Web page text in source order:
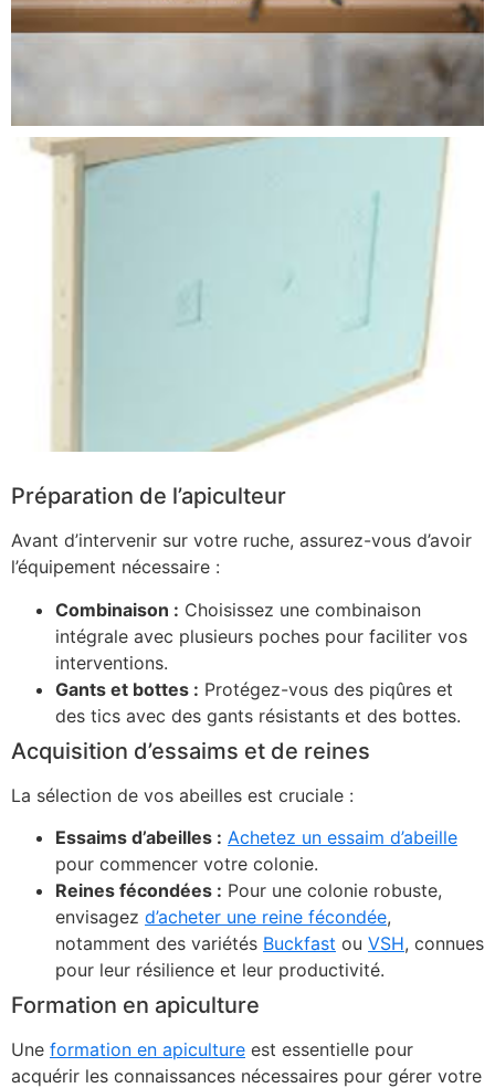
Préparation de l’apiculteur
Avant d’intervenir sur votre ruche, assurez-vous d’avoir
l’équipement nécessaire :
Combinaison : Choisissez une combinaison
intégrale avec plusieurs poches pour faciliter vos
interventions.
Gants et bottes : Protégez-vous des piqûres et
des tics avec des gants résistants et des bottes.
Acquisition d’essaims et de reines
La sélection de vos abeilles est cruciale :
Essaims d’abeilles : Achetez un essaim d’abeille
pour commencer votre colonie.
Reines fécondées : Pour une colonie robuste,
envisagez d’acheter une reine fécondée,
notamment des variétés Buckfast ou VSH, connues
pour leur résilience et leur productivité.
Formation en apiculture
Une formation en apiculture est essentielle pour
acquérir les connaissances nécessaires pour gérer votre